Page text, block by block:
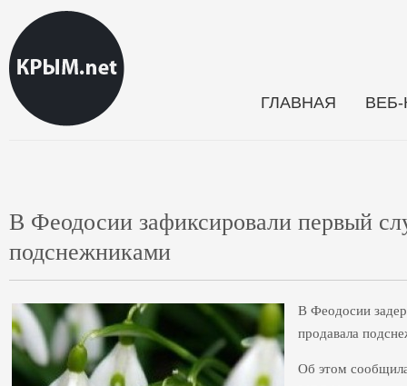
ГЛАВНАЯ
В Феодосии зафиксировали первый
подснежниками
В Феодосии
продавала
Об этом